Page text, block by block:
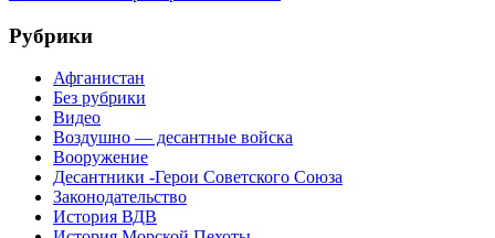
Рубрики
Афганистан
Без рубрики
Видео
Воздушно — десантные войска
Вооружение
Десантники -Герои Советского Союза
Законодательство
История ВДВ